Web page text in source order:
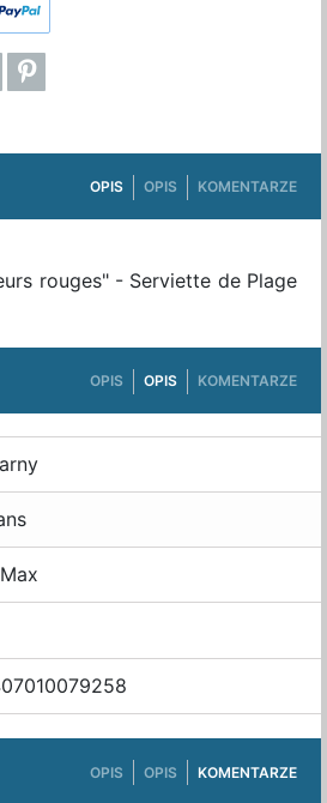
OPIS OPIS KOMENTARZE
rouges" - Serviette de Plage
OPIS OPIS KOMENTARZE
OPIS OPIS KOMENTARZE